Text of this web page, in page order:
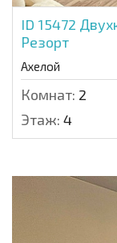
ID 15472
Резорт
Ахелой
Комнат: 2
Этаж: 4